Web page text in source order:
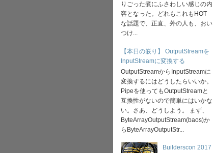
りごった煮にふさわしい感じの内
容となった。どれもこれもHOT
な話題で、正直、外の人も、おい
つけ...
【本日の嵌り】 OutputStreamを
InputStreamに変換する
OutputStreamからInputStreamに
変換するにはどうしたらいいか。
Pipeを使ってもOutputStreamと
互換性がないので簡単にはいかな
い。さあ、どうしよう。 まず、
ByteArrayOutputStream(baos)か
らByteArrayOutputStr...
Builderscon 2017